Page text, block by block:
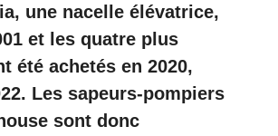
une nacelle élévatrice,
et les quatre plus
été achetés en 2020,
Les sapeurs-pompiers
sont donc